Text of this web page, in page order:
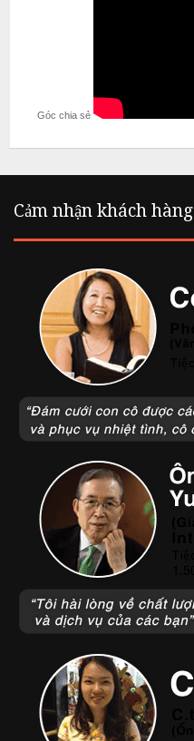
Góc chia sẻ
Cảm nhận khách hàng